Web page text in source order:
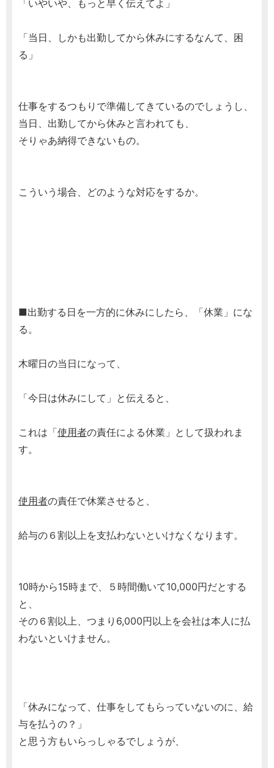
「いやいや、もっと早く伝えてよ」
「当日、しかも出勤してから休みにするなんて、困
る」
仕事をするつもりで準備してきているのでしょうし、
当日、出勤してから休みと言われても、
そりゃあ納得できないもの。
こういう場合、どのような対応をするか。
■出勤する日を一方的に休みにしたら、「休業」にな
る。
木曜日の当日になって、
「今日は休みにして」と伝えると、
これは「使用者の責任による休業」として扱われま
す。
使用者の責任で休業させると、
給与の６割以上を支払わないといけなくなります。
10時から15時まで、５時間働いて10,000円だとする
と、
その６割以上、つまり6,000円以上を会社は本人に払
わないといけません。
「休みになって、仕事をしてもらっていないのに、給
与を払うの？」
と思う方もいらっしゃるでしょうが、